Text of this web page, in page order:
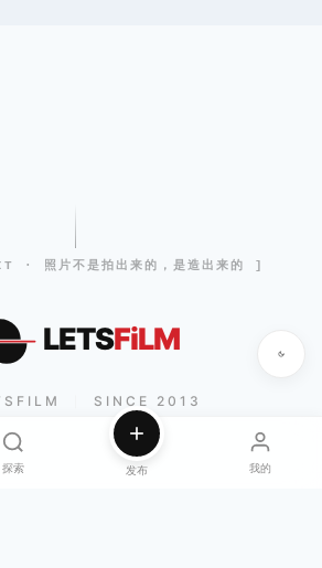
· 照片不是拍出来的，是造出来的 ]
LETSFiLM
SINCE 2013
探索 发布 我的